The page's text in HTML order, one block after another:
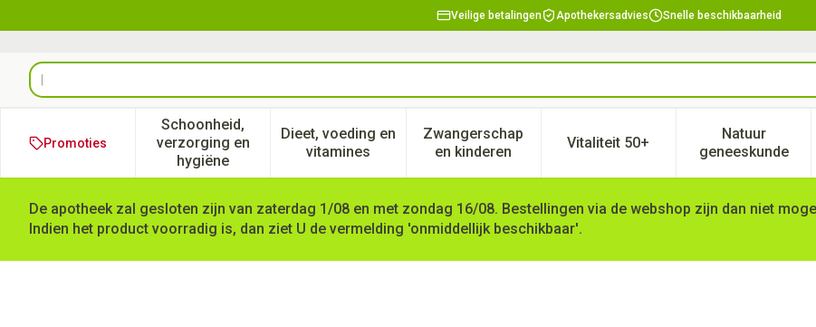
Veilige betalingen Apothekersadvies Snelle beschikbaarheid
Product, merk, categorie...
Promoties
Schoonheid,
verzorging en
hygiëne
Toon submenu voor Schoonheid, verzorging en hygiëne categorie
Dieet, voeding en
vitaminesToon submenu voor Dieet, voeding en vitamines categorie
Zwangerschap
en kinderenToon submenu voor Zwangerschap en kinderen
Vitaliteit 50+Toon submenu voor Vitaliteit
Natuur
geneeskunde
Toon
De apotheek zal gesloten zijn van zaterdag 1/08 en met zondag 16/08. Bestellingen via de webshop zijn dan niet
Indien het product voorradig is, dan ziet U de vermelding 'onmiddellijk beschikbaar'.